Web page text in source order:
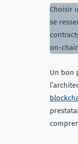
Choisir
se
on-
Un bon